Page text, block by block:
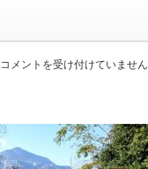
コメントを受け付けていません